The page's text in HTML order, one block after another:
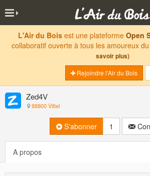
L'Air du Boisest une plateforme Open
collaboratif ouverte à tous les amoureux du
savoir plus)
Rejoindre l'Air du Bois
Zed4V
88800 Vittel
S'abonner 1
A propos